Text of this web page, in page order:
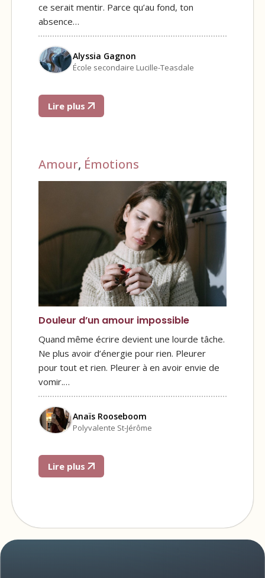
ce serait mentir. Parce qu’au fond, ton
absence…
Alyssia Gagnon
École secondaire Lucille-Teasdale
Lire plus
Amour, Émotions
Douleur d’un amour impossible
Quand même écrire devient une lourde tâche.
Ne plus avoir d’énergie pour rien. Pleurer
pour tout et rien. Pleurer à en avoir envie de
vomir.…
Anaïs Rooseboom
Polyvalente St-Jérôme
Lire plus